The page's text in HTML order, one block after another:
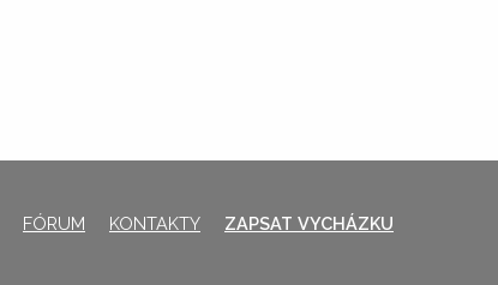
FÓRUM KONTAKTY ZAPSAT VYCHÁZKU